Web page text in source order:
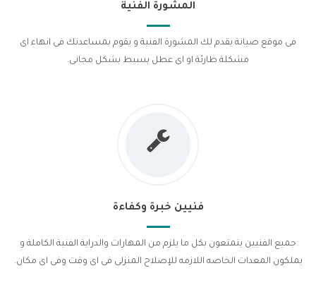
المشورة الفنية
فى موقع صيانة يقدم لك المشورة الفنية و يقوم بمساعدتك فى انهاء اى
مشكلة طارئة او اى عطل بسيط بشكل مجانى.
فنيين خبرة وكفاءة
جميع الفنيين يتمتعون بكل ما يلزم من المهارات والدراية الفنية الكاملة و
يملكون المعدات الخاصه اللازمه للإصلاح المنزلى فى اى وقت وفى اى مكان.